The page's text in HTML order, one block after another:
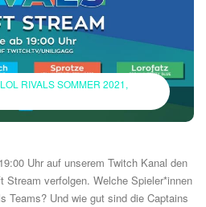
LOL RIVALS SOMMER 2021
Uhr auf unserem Twitch Kanal den
Stream verfolgen. Welche Spieler*innen
Teams? Und wie gut sind die Captains